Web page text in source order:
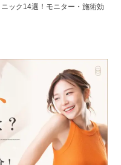
ック14選！モニター・施術効